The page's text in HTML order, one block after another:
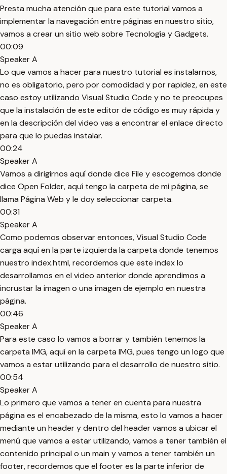
Presta mucha atención que para este tutorial vamos a
implementar la navegación entre páginas en nuestro sitio,
vamos a crear un sitio web sobre Tecnología y Gadgets.
00:09
Speaker A
Lo que vamos a hacer para nuestro tutorial es instalarnos,
no es obligatorio, pero por comodidad y por rapidez, en este
caso estoy utilizando Visual Studio Code y no te preocupes
que la instalación de este editor de código es muy rápida y
en la descripción del video vas a encontrar el enlace directo
para que lo puedas instalar.
00:24
Speaker A
Vamos a dirigirnos aquí donde dice File y escogemos donde
dice Open Folder, aquí tengo la carpeta de mi página, se
llama Página Web y le doy seleccionar carpeta.
00:31
Speaker A
Como podemos observar entonces, Visual Studio Code
carga aquí en la parte izquierda la carpeta donde tenemos
nuestro index.html, recordemos que este index lo
desarrollamos en el video anterior donde aprendimos a
incrustar la imagen o una imagen de ejemplo en nuestra
página.
00:46
Speaker A
Para este caso lo vamos a borrar y también tenemos la
carpeta IMG, aquí en la carpeta IMG, pues tengo un logo que
vamos a estar utilizando para el desarrollo de nuestro sitio.
00:54
Speaker A
Lo primero que vamos a tener en cuenta para nuestra
página es el encabezado de la misma, esto lo vamos a hacer
mediante un header y dentro del header vamos a ubicar el
menú que vamos a estar utilizando, vamos a tener también el
contenido principal o un main y vamos a tener también un
footer, recordemos que el footer es la parte inferior de